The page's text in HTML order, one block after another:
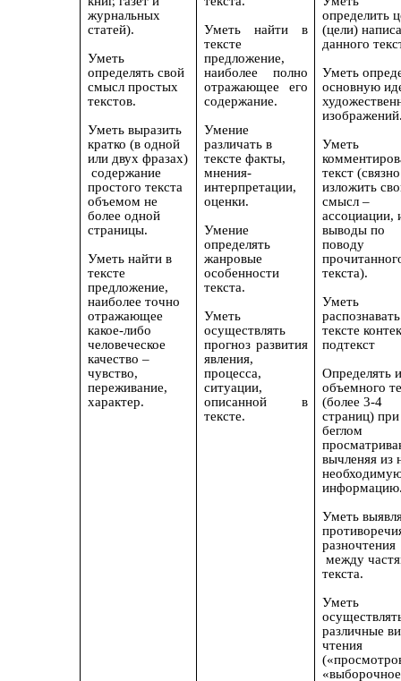
журнальных
статей).
Уметь
определять свой
смысл простых
текстов.
Уметь выразить
кратко (в одной
или двух фразах)
содержание
простого текста
объемом не
более одной
страницы.
Уметь найти в
тексте
предложение,
наиболее точно
отражающее
какое-либо
человеческое
качество –
чувство,
переживание,
характер.
Уметь найти в
тексте
предложение,
наиболее полно
отражающее его
содержание.
Умение
различать в
текстефакты,
мнения-
интерпретации,
оценки.
Умение
определять
жанровые
особенности
текста.
Уметь
осуществлять
прогноз развития
явления,
процесса,
ситуации,
описанной в
тексте.
определить
(цели)
данного
Уметь
основную
Уметь
текст (связно
изложить
смысл –
ассоциации,
выводы по
поводу
текста).
Уметь
тексте
подтекст
Определять
объемного
(более 3-4
страниц) при
беглом
вычленяя из
Уметь
разночтения
между
текста.
Уметь
различные
чтения